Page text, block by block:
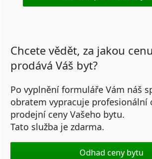
Chcete vědět, za jakou
prodává Váš byt?
Po vyplnění formuláře Vám náš
obratem vypracuje profesionální
prodejní ceny Vašeho bytu.
Tato služba je zdarma.
Odhad ceny bytu